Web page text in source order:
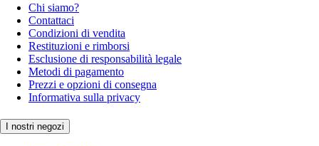
Chi siamo?
Contattaci
Condizioni di vendita
Restituzioni e rimborsi
Esclusione di responsabilità legale
Metodi di pagamento
Prezzi e opzioni di consegna
Informativa sulla privacy
I nostri negozi